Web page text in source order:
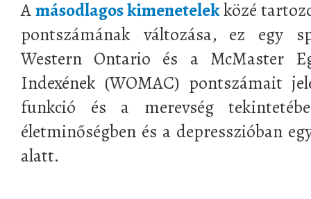
Amásodlagos kimenetelekközé
pontszámának változása, ez egy
Western Ontario és a McMaster
Indexének (WOMAC) pontszámait
funkció és a merevség
életminőségben és a depresszióban
alatt.